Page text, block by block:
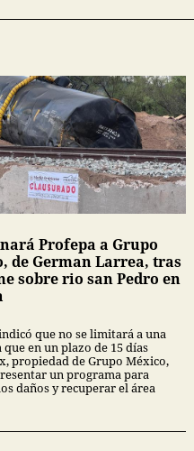
Profepa a Grupo
de German Larrea, tras
sobre rio san Pedro en
que no se limitará a una
que en un plazo de 15 días
propiedad de Grupo México,
un programa para
daños y recuperar el área